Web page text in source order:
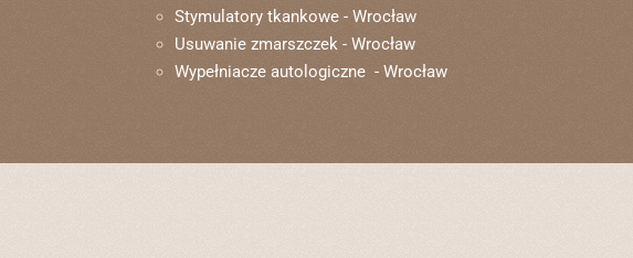
Stymulatory tkankowe - Wrocław
Usuwanie zmarszczek - Wrocław
Wypełniacze autologiczne - Wrocław